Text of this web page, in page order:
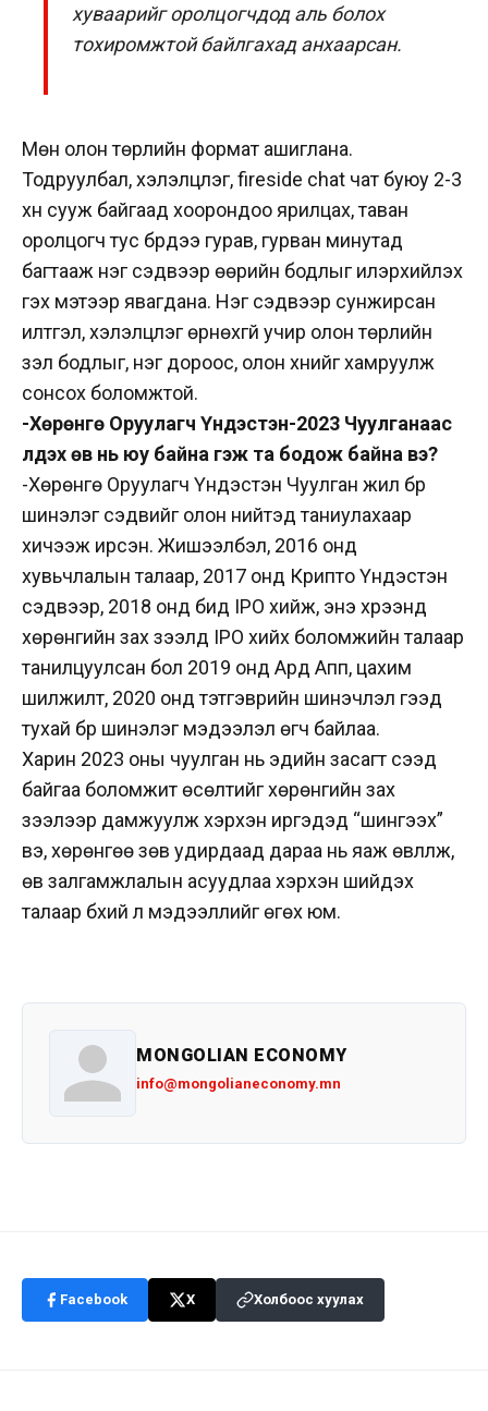
хуваарийг оролцогчдод аль болох
тохиромжтой байлгахад анхаарсан.
Мөн олон төрлийн формат ашиглана.
Тодруулбал, хэлэлцүүлэг, fireside chat чат буюу 2-3
хүн сууж байгаад хоорондоо ярилцах, таван
оролцогч тус бүрдээ гурав, гурван минутад
багтааж нэг сэдвээр өөрийн бодлыг илэрхийлэх
гэх мэтээр явагдана. Нэг сэдвээр сунжирсан
илтгэл, хэлэлцүүлэг өрнөхгүй учир олон төрлийн
үзэл бодлыг, нэг дороос, олон хүнийг хамруулж
сонсох боломжтой.
-Хөрөнгө Оруулагч Үндэстэн-2023 Чуулганаас
үлдэх өв нь юу байна гэж та бодож байна вэ?
-Хөрөнгө Оруулагч Үндэстэн Чуулган жил бүр
шинэлэг сэдвийг олон нийтэд таниулахаар
хичээж ирсэн. Жишээлбэл, 2016 онд
хувьчлалын талаар, 2017 онд Крипто Үндэстэн
сэдвээр, 2018 онд бид IPO хийж, энэ хүрээнд
хөрөнгийн зах зээлд IPO хийх боломжийн талаар
танилцуулсан бол 2019 онд Ард Апп, цахим
шилжилт, 2020 онд тэтгэврийн шинэчлэл гээд
тухай бүр шинэлэг мэдээлэл өгч байлаа.
Харин 2023 оны чуулган нь эдийн засагт үүсээд
байгаа боломжит өсөлтийг хөрөнгийн зах
зээлээр дамжуулж хэрхэн иргэдэд “шингээх”
вэ, хөрөнгөө зөв удирдаад дараа нь яаж өвлүүлж,
өв залгамжлалын асуудлаа хэрхэн шийдэх
талаар бүхий л мэдээллийг өгөх юм.
MONGOLIAN ECONOMY
info@mongolianeconomy.mn
Facebook X Холбоос хуулах